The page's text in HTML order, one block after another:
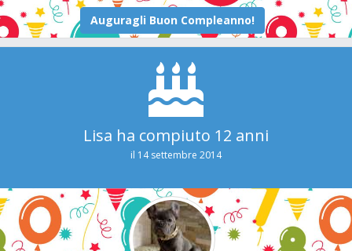
Lisa ha compiuto 12 anni
il 14 settembre 2014